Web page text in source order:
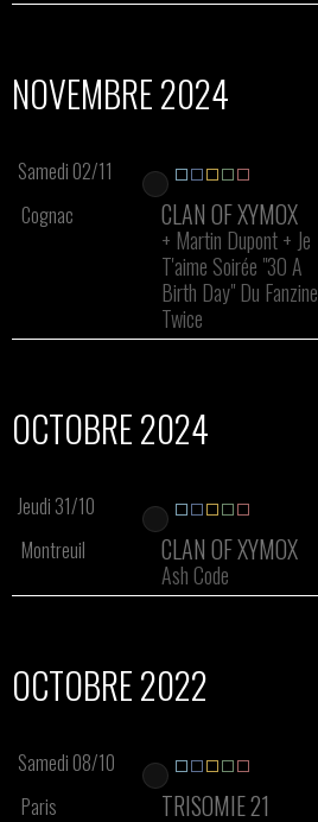
NOVEMBRE 2024
Samedi 02/11
Cognac
CLAN OF XYMOX
+ Martin Dupont+ Je
T'aime Soirée "30 A
Birth Day" Du Fanzine
Twice
OCTOBRE 2024
Jeudi 31/10
Montreuil
CLAN OF XYMOX
Ash Code
OCTOBRE 2022
Samedi 08/10
Paris
TRISOMIE 21